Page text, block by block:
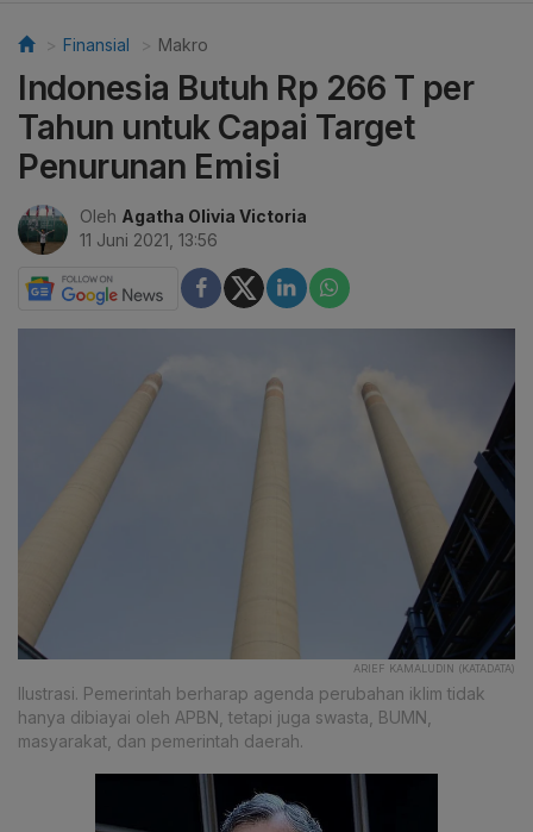
Finansial Makro
Indonesia Butuh Rp 266 T per
Tahun untuk Capai Target
Penurunan Emisi
Oleh Agatha Olivia Victoria
11 Juni 2021, 13:56
ARIEF KAMALUDIN (KATADATA)
Ilustrasi. Pemerintah berharap agenda perubahan iklim tidak
hanya dibiayai oleh APBN, tetapi juga swasta, BUMN,
masyarakat, dan pemerintah daerah.